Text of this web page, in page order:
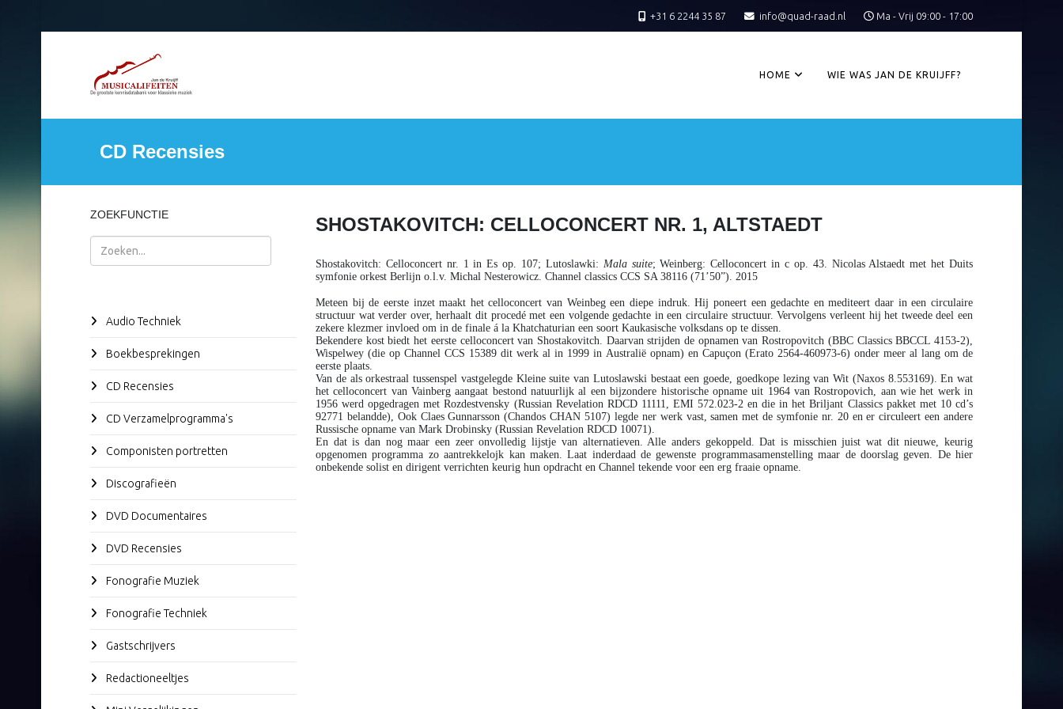
+31 6 2244 35 87 info@quad-raad.nl Ma - Vrij 09:00 - 17:00
HOME WIE WAS JAN DE KRUIJFF?
CD Recensies
ZOEKFUNCTIE
Zoeken
Audio Techniek
Boekbesprekingen
CD Recensies
CD Verzamelprogramma's
Componisten portretten
Discografieën
DVD Documentaires
DVD Recensies
Fonografie Muziek
Fonografie Techniek
Gastschrijvers
Redactioneeltjes
SHOSTAKOVITCH: CELLOCONCERT NR. 1, ALTSTAEDT
Shostakovitch: Celloconcert nr. 1 in Es op. 107; Lutoslawki: Mala suite;Weinberg: Celloconcert in c op. 43. Nicolas Alstaedt met het Duits
symfonie orkest Berlijn o.l.v. Michal Nesterowicz. Channel classics CCS SA 38116 (71’50”). 2015
Meteen bij de eerste inzet maakt het celloconcert van Weinbeg een diepe indruk. Hij poneert een gedachte en mediteert daar in een circulaire
structuur wat verder over, herhaalt dit procedé met een volgende gedachte in een circulaire structuur. Vervolgens verleent hij het tweede deel een
zekere klezmer invloed om in de finale á la Khatchaturian een soort Kaukasische volksdans op te dissen.
Bekendere kost biedt het eerste celloconcert van Shostakovitch. Daarvan strijden de opnamen van Rostropovitch (BBC Classics BBCCL 4153-2),
Wispelwey (die op Channel CCS 15389 dit werk al in 1999 in Australië opnam) en Capuçon (Erato 2564-460973-6) onder meer al lang om de
eerste plaats.
Van de als orkestraal tussenspel vastgelegde Kleine suite van Lutoslawski bestaat een goede, goedkope lezing van Wit (Naxos 8.553169). En wat
het celloconcert van Vainberg aangaat bestond natuurlijk al een bijzondere historische opname uit 1964 van Rostropovich, aan wie het werk in
1956 werd opgedragen met Rozdestvensky (Russian Revelation RDCD 11111, EMI 572.023-2 en die in het Briljant Classics pakket met 10 cd’s
92771 belandde), Ook Claes Gunnarsson (Chandos CHAN 5107) legde ner werk vast, samen met de symfonie nr. 20 en er circuleert een andere
Russische opname van Mark Drobinsky (Russian Revelation RDCD 10071).
En dat is dan nog maar een zeer onvolledig lijstje van alternatieven. Alle anders gekoppeld. Dat is misschien juist wat dit nieuwe, keurig
opgenomen programma zo aantrekkelojk kan maken. Laat inderdaad de gewenste programmasamenstelling maar de doorslag geven. De hier
onbekende solist en dirigent verrichten keurig hun opdracht en Channel tekende voor een erg fraaie opname.